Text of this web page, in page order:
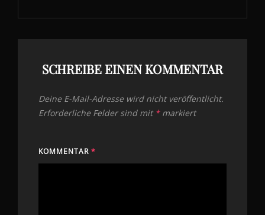
SCHREIBE EINEN KOMMENTAR
Deine E-Mail-Adresse wird nicht veröffentlicht.
Erforderliche Felder sind mit *markiert
KOMMENTAR *